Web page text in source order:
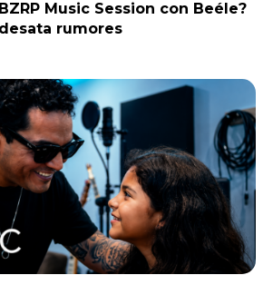
Music Session con Beéle?
rumores